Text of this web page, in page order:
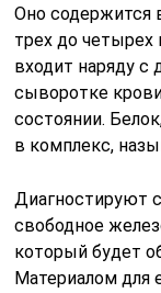
Оно содержится
трех до четырех
входит наряду
сыворотке
состоянии.
в комплекс,
Диагностируют
свободное
который будет
Материалом для